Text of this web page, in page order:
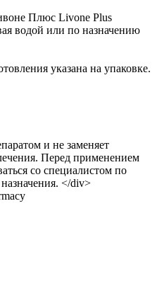
Плюс Livone Plus
водой или по назначению
указана на упаковке.
и не заменяет
Перед применением
со специалистом по
</div>